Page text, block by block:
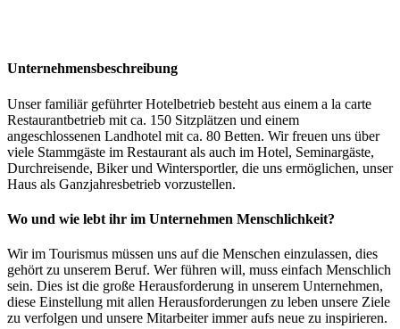
Unternehmensbeschreibung
Unser familiär geführter Hotelbetrieb besteht aus einem a la carte
Restaurantbetrieb mit ca. 150 Sitzplätzen und einem
angeschlossenen Landhotel mit ca. 80 Betten. Wir freuen uns über
viele Stammgäste im Restaurant als auch im Hotel, Seminargäste,
Durchreisende, Biker und Wintersportler, die uns ermöglichen, unser
Haus als Ganzjahresbetrieb vorzustellen.
Wo und wie lebt ihr im Unternehmen Menschlichkeit?
Wir im Tourismus müssen uns auf die Menschen einzulassen, dies
gehört zu unserem Beruf. Wer führen will, muss einfach Menschlich
sein. Dies ist die große Herausforderung in unserem Unternehmen,
diese Einstellung mit allen Herausforderungen zu leben unsere Ziele
zu verfolgen und unsere Mitarbeiter immer aufs neue zu inspirieren.